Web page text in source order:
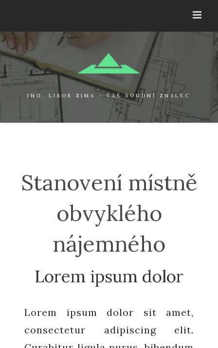
obsah
ING. LIBOR ZIMA - VÁŠ SOUDNÍ ZNALEC
Stanovení místně
obvyklého
nájemného
Lorem ipsum dolor
Lorem ipsum dolor sit amet,
consectetur adipiscing elit.